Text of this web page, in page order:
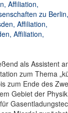
Affiliation,
zu
Affiliation,
Affiliation,
als Assistent
zum Thema
zum Ende des
Gebiet der